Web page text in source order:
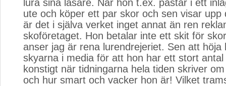
lura sina läsare. När hon t.ex. påstår i ett
ute och köper ett par skor och sen visar upp
är det i själva verket inget annat än ren
skoföretaget. Hon betalar inte ett skit för
anser jag är rena lurendrejeriet. Sen att höja
skyarna i media för att hon har ett stort
konstigt när tidningarna hela tiden skriver
och hur smart och vacker hon är! Vilket